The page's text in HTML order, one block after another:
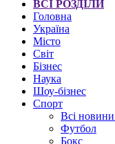
ВСІ РОЗДІЛИ
Головна
Україна
Місто
Світ
Бізнес
Наука
Шоу-бізнес
Спорт
Всі новини
Футбол
Бокс